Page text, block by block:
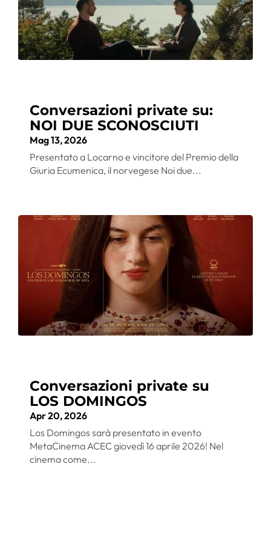
Conversazioni private su:
NOI DUE SCONOSCIUTI
Mag 13, 2026
Presentato a Locarno e vincitore del Premio della
Giuria Ecumenica, il norvegese Noi due...
Conversazioni private su
LOS DOMINGOS
Apr 20, 2026
Los Domingos sarà presentato in evento
MetaCinema ACEC giovedì 16 aprile 2026! Nel
cinema come...